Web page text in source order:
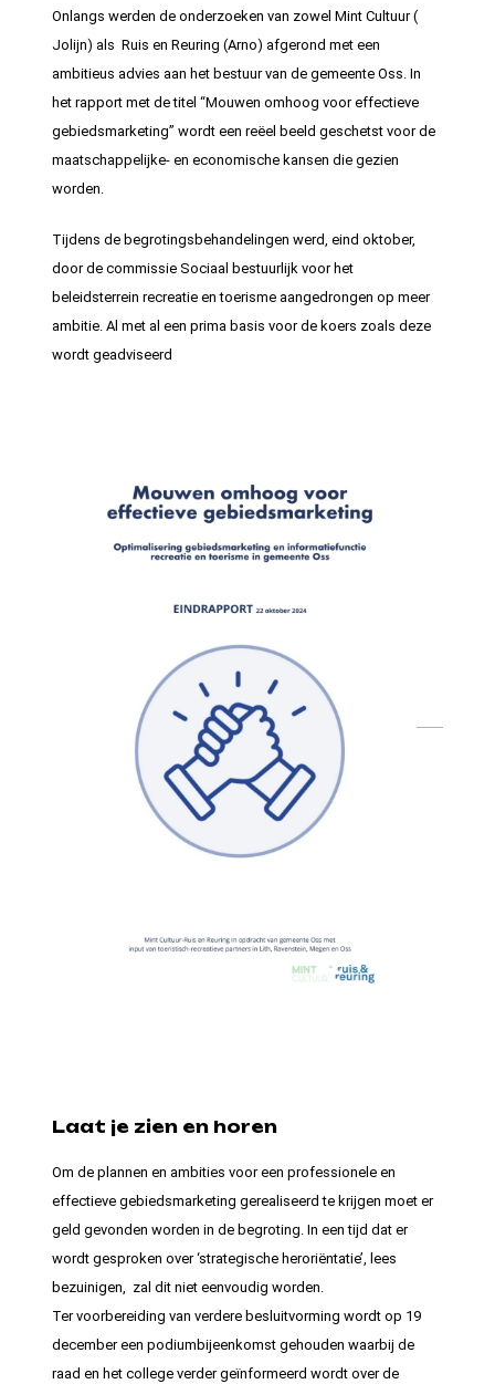
Onlangs werden de onderzoeken van zowel Mint Cultuur (
Jolijn) als Ruis en Reuring (Arno) afgerond met een
ambitieus advies aan het bestuur van de gemeente Oss. In
het rapport met de titel “Mouwen omhoog voor effectieve
gebiedsmarketing” wordt een reëel beeld geschetst voor de
maatschappelijke- en economische kansen die gezien
worden.
Tijdens de begrotingsbehandelingen werd, eind oktober,
door de commissie Sociaal bestuurlijk voor het
beleidsterrein recreatie en toerisme aangedrongen op meer
ambitie. Al met al een prima basis voor de koers zoals deze
wordt geadviseerd
Laat je zien en horen
Om de plannen en ambities voor een professionele en
effectieve gebiedsmarketing gerealiseerd te krijgen moet er
geld gevonden worden in de begroting. In een tijd dat er
wordt gesproken over ‘strategische heroriëntatie’, lees
bezuinigen, zal dit niet eenvoudig worden.
Ter voorbereiding van verdere besluitvorming wordt op 19
december een podiumbijeenkomst gehouden waarbij de
raad en het college verder geïnformeerd wordt over de